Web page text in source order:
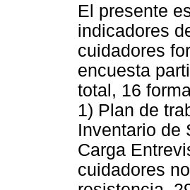
El presente
indicadores
cuidadores
encuesta
total, 16
1) Plan de
Inventario de
Carga
cuidadores